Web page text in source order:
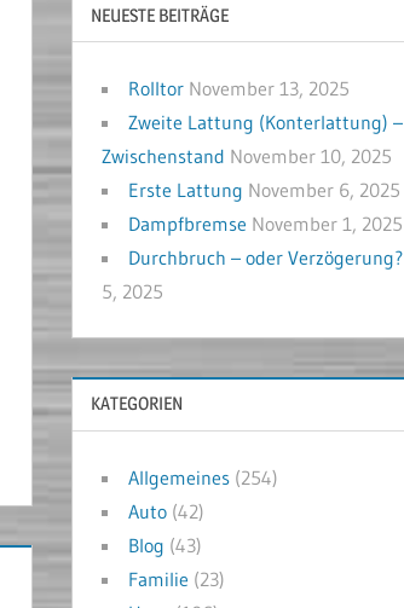
NEUESTE BEITRÄGE
Rolltor November 13, 2025
Zweite Lattung (Konterlattung) –
Zwischenstand November 10, 2025
Erste Lattung November 6, 2025
Dampfbremse November 1, 2025
Durchbruch – oder Verzögerung?
5, 2025
KATEGORIEN
Allgemeines (254)
Auto (42)
Blog (43)
Familie (23)